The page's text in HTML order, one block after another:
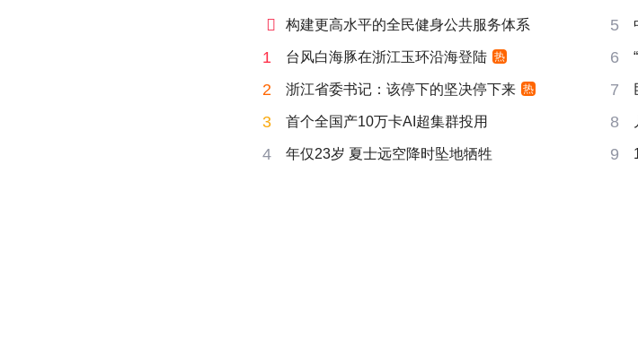
 构建更高水平的全民健身公共服务体系 5
1 台风白海豚在浙江玉环沿海登陆 热 6
2 浙江省委书记：该停下的坚决停下来 热 7
3 首个全国产10万卡AI超集群投用 8
4 年仅23岁 夏士远空降时坠地牺牲 9